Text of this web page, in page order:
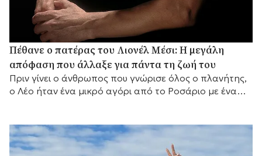
Πέθανε ο πατέρας του Λιονέλ Μέσι: Η μεγάλη
απόφαση που άλλαξε για πάντα τη ζωή του
Πριν γίνει ο άνθρωπος που γνώρισε όλος ο πλανήτης,
ο Λέο ήταν ένα μικρό αγόρι από το Ροσάριο με ένα